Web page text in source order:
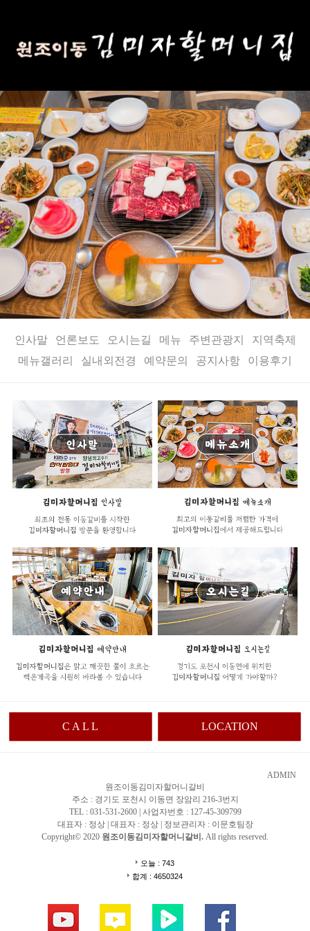
인사말 언론보도 오시는길 메뉴 주변관광지
지역축제
메뉴갤러리
실내외전경 예약문의 공지사항 이용후기
C A L L LOCATION
ADMIN
원조이동김미자할머니갈비
주소 : 경기도 포천시 이동면 장암리 216-3번지
TEL : 031-531-2600 | 사업자번호 : 127-45-309799
대표자 : 정상 | 대표자 : 정상 | 정보관리자 : 이문호팀장
Copyright© 2020 원조이동김미자할머니갈비. All rights reserved.
오늘 : 743
합계 : 4650324